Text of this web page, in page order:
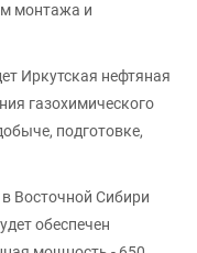
монтажа и
Иркутская нефтяная
газохимического
подготовке,
Восточной Сибири
обеспечен